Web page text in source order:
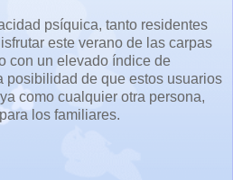
psíquica, tanto residentes
este verano de las carpas
con un elevado índice de
posibilidad de que estos usuarios
como cualquier otra persona,
los familiares.